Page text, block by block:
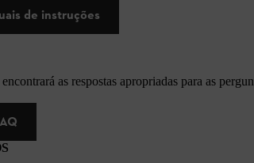
de instruções
as respostas apropriadas para as